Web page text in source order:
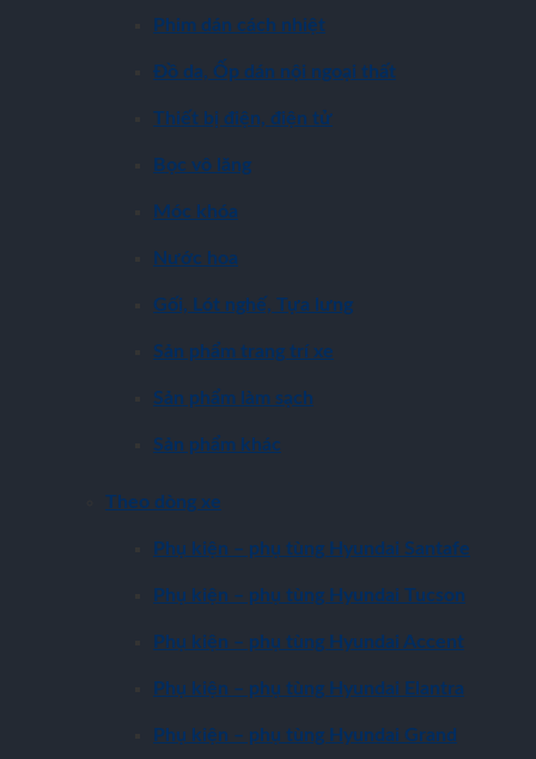
Phim dán cách nhiệt
Đồ da, Ốp dán nội ngoại thất
Thiết bị điện, điện tử
Bọc vô lăng
Móc khóa
Nước hoa
Gối, Lót nghế, Tựa lưng
Sản phẩm trang trí xe
Sản phẩm làm sạch
Sản phẩm khác
Theo dòng xe
Phụ kiện – phụ tùng Hyundai Santafe
Phụ kiện – phụ tùng Hyundai Tucson
Phụ kiện – phụ tùng Hyundai Accent
Phụ kiện – phụ tùng Hyundai Elantra
Phụ kiện – phụ tùng Hyundai Grand